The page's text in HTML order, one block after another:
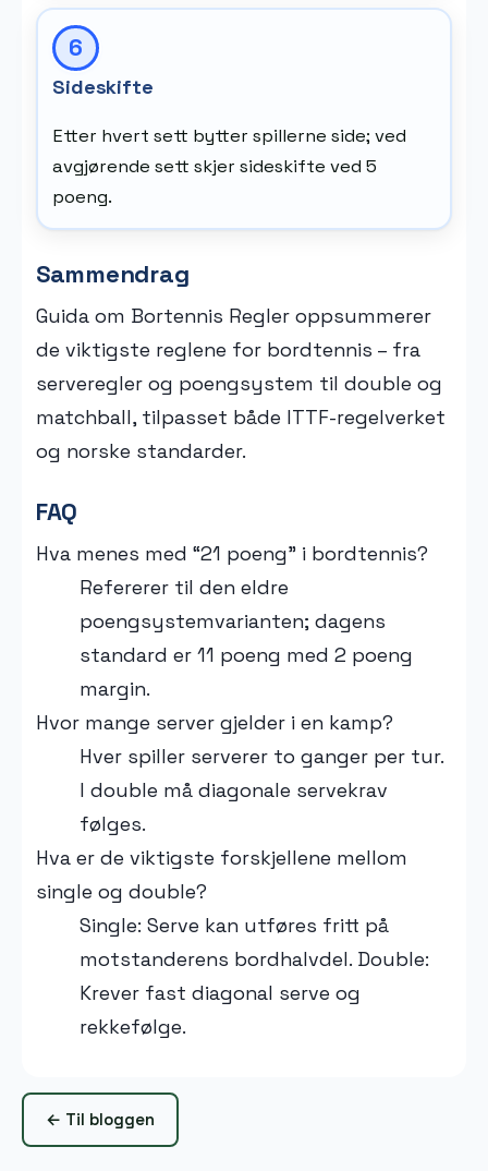
Sideskifte
Etter hvert sett bytter spillerne side; ved
avgjørende sett skjer sideskifte ved 5
poeng.
Sammendrag
Guida om Bortennis Regler oppsummerer
de viktigste reglene for bordtennis – fra
serveregler og poengsystem til double og
matchball, tilpasset både ITTF-regelverket
og norske standarder.
FAQ
Hva menes med “21 poeng” i bordtennis?
Refererer til den eldre
poengsystemvarianten; dagens
standard er 11 poeng med 2 poeng
margin.
Hvor mange server gjelder i en kamp?
Hver spiller serverer to ganger per tur.
I double må diagonale servekrav
følges.
Hva er de viktigste forskjellene mellom
single og double?
Single: Serve kan utføres fritt på
motstanderens bordhalvdel. Double:
Krever fast diagonal serve og
rekkefølge.
← Til bloggen